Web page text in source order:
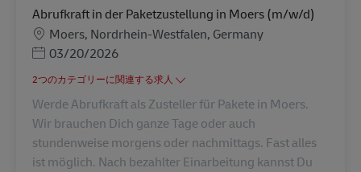
Abrufkraft in der Paketzustellung in Moers (m/w/d)
勤務地
Moers, Nordrhein-Westfalen, Germany
Posted Date
03/20/2026
2つのカテゴリーに関連する求人
Werde Abrufkraft als Zusteller für Pakete in Moers.
Wir brauchen Dich ganze Tage oder auch
stundenweise morgens oder nachmittags. Fast alles
ist möglich. Nach bezahlter Einarbeitung kannst Du